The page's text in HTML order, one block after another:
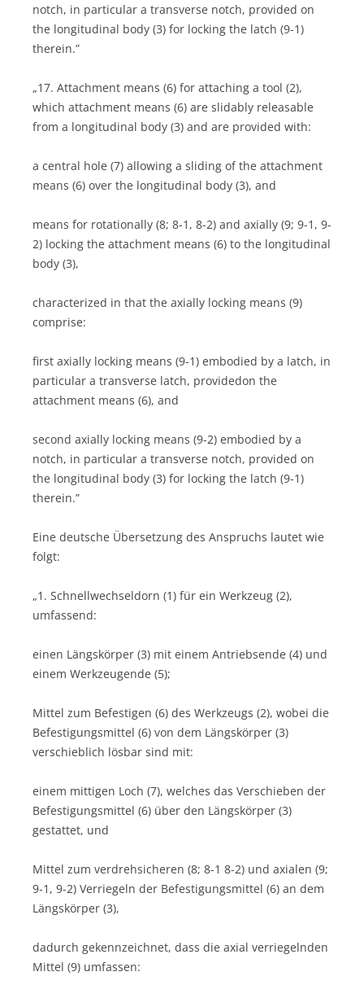
notch, in particular a transverse notch, provided on
the longitudinal body (3) for locking the latch (9-1)
therein.”
„17. Attachment means (6) for attaching a tool (2),
which attachment means (6) are slidably releasable
from a longitudinal body (3) and are provided with:
a central hole (7) allowing a sliding of the attachment
means (6) over the longitudinal body (3), and
means for rotationally (8; 8-1, 8-2) and axially (9; 9-1, 9-
2) locking the attachment means (6) to the longitudinal
body (3),
characterized in that the axially locking means (9)
comprise:
first axially locking means (9-1) embodied by a latch, in
particular a transverse latch, providedon the
attachment means (6), and
second axially locking means (9-2) embodied by a
notch, in particular a transverse notch, provided on
the longitudinal body (3) for locking the latch (9-1)
therein.”
Eine deutsche Übersetzung des Anspruchs lautet wie
folgt:
„1. Schnellwechseldorn (1) für ein Werkzeug (2),
umfassend:
einen Längskörper (3) mit einem Antriebsende (4) und
einem Werkzeugende (5);
Mittel zum Befestigen (6) des Werkzeugs (2), wobei die
Befestigungsmittel (6) von dem Längskörper (3)
verschieblich lösbar sind mit:
einem mittigen Loch (7), welches das Verschieben der
Befestigungsmittel (6) über den Längskörper (3)
gestattet, und
Mittel zum verdrehsicheren (8; 8-1 8-2) und axialen (9;
9-1, 9-2) Verriegeln der Befestigungsmittel (6) an dem
Längskörper (3),
dadurch gekennzeichnet, dass die axial verriegelnden
Mittel (9) umfassen: